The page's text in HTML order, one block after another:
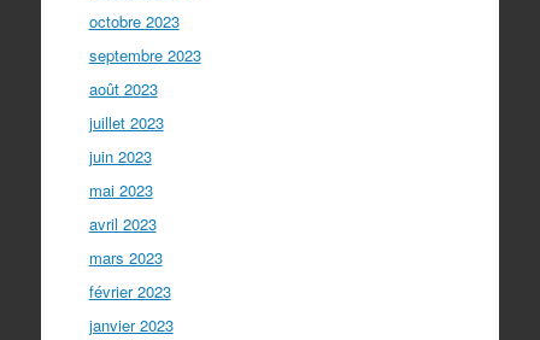
octobre 2023
septembre 2023
août 2023
juillet 2023
juin 2023
mai 2023
avril 2023
mars 2023
février 2023
janvier 2023